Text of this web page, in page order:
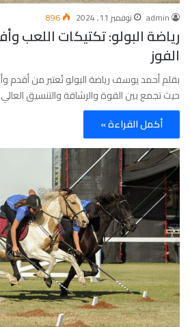
admin نوفمبر 11, 2024 896
رياضة البولو: تكتيكات اللعب
الفوز
بقلم أحمد يوسف رياضة البولو تُعتبر من أقدم
حيث تجمع بين القوة والرشاقة والتنسيق
أكمل القراءة »